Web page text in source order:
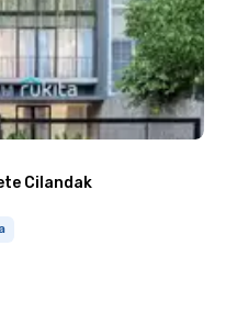
Cilandak